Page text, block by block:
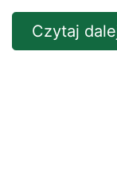
Czytaj